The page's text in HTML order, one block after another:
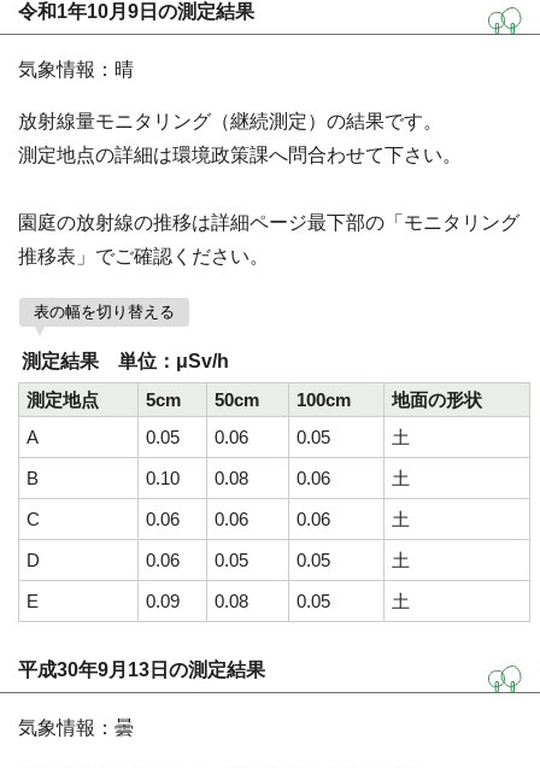
令和1年10月9日の測定結果
気象情報：晴
放射線量モニタリング（継続測定）の結果です。
測定地点の詳細は環境政策課へ問合わせて下さい。
園庭の放射線の推移は詳細ページ最下部の「モニタリング
推移表」でご確認ください。
表の幅を切り替える
測定結果 単位：μSv/h
測定地点
5cm 50cm 100cm
地面の形状
A
0.05 0.06 0.05
土
B
0.10 0.08 0.06
土
C
0.06 0.06 0.06
土
D
0.06 0.05 0.05
土
E
0.09 0.08 0.05 土
平成30年9月13日の測定結果
気象情報：曇